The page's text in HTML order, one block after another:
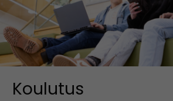
Koulutus